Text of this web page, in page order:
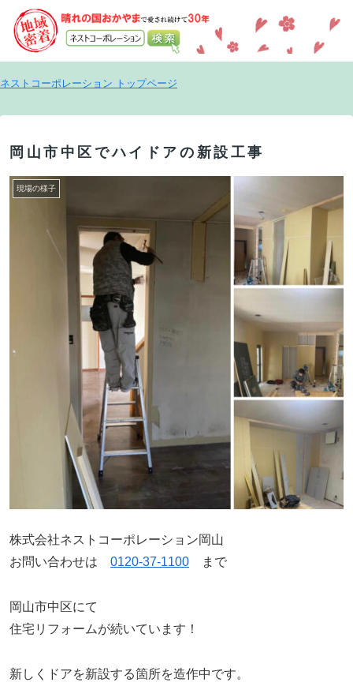
ネストコーポレーション トップページ
岡山市中区でハイドアの新設工事
現場の様子
株式会社ネストコーポレーション岡山
お問い合わせは 0120-37-1100 まで
岡山市中区にて
住宅リフォームが続いています！
新しくドアを新設する箇所を造作中です。